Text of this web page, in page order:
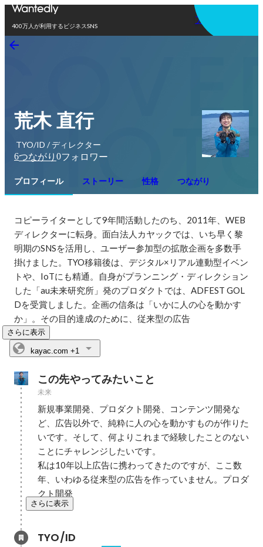
400万人が利用するビジネスSNS
アプリを使う
荒木 直行
TYO/ID / ディレクター
6つながり 0フォロワー
プロフィール ストーリー 性格 つながり
コピーライターとして9年間活動したのち、2011年、WEB
ディレクターに転身。面白法人カヤックでは、いち早く黎
明期のSNSを活用し、ユーザー参加型の拡散企画を多数手
掛けました。TYO移籍後は、デジタル×リアル連動型イベン
トや、IoTにも精通。自身がプランニング・ディレクション
した「au未来研究所」発のプロダクトでは、ADFEST GOL
Dを受賞しました。企画の信条は「いかに人の心を動かす
か」。その目的達成のために、従来型の広告
さらに表示
kayac.com +1
この先やってみたいこと
未来
新規事業開発、プロダクト開発、コンテンツ開発な
ど、広告以外で、純粋に人の心を動かすものが作りた
いです。そして、何よりこれまで経験したことのない
ことにチャレンジしたいです。
私は10年以上広告に携わってきたのですが、ここ数
年、いわゆる従来型の広告を作っていません。プロダ
クト開発
さらに表示
TYO/ID